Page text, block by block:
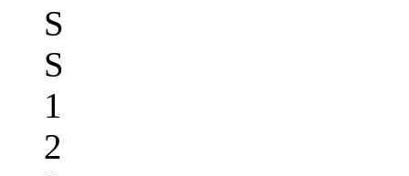
S
S
1
2